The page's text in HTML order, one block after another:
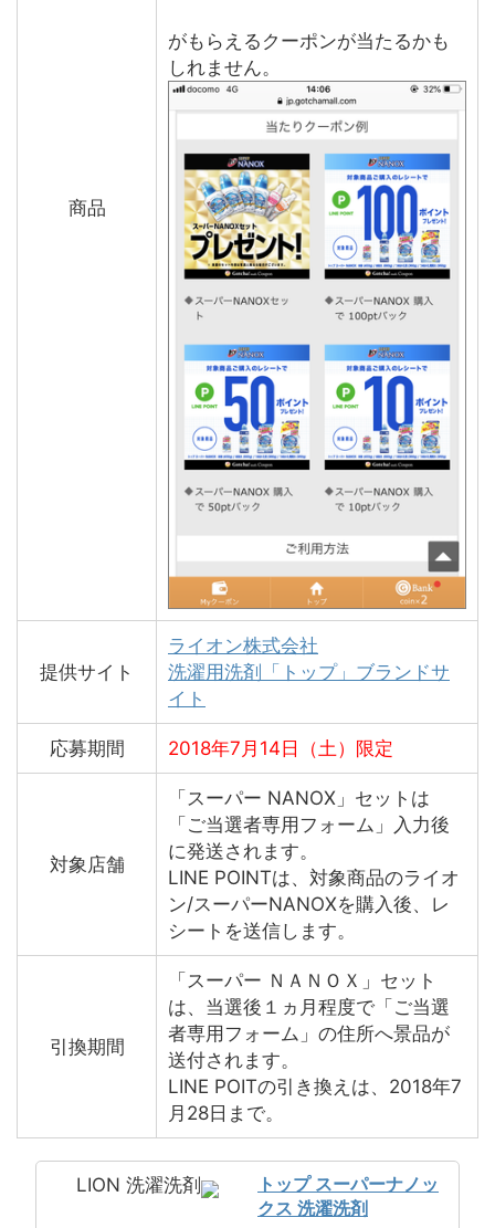
商品
がもらえるクーポンが当たるかも
しれません。
提供サイト
ライオン株式会社
洗濯用洗剤「トップ」ブランドサ
イト
応募期間 2018年7月14日（土）限定
対象店舗
「スーパー NANOX」セットは
「ご当選者専用フォーム」入力後
に発送されます。
LINE POINTは、対象商品のライオ
ン/スーパーNANOXを購入後、レ
シートを送信します。
引換期間
「スーパー ＮＡＮＯＸ」セット
は、当選後１ヵ月程度で「ご当選
者専用フォーム」の住所へ景品が
送付されます。
LINE POITの引き換えは、2018年7
月28日まで。
LION 洗濯洗剤
トップ スーパーナノッ
クス 洗濯洗剤